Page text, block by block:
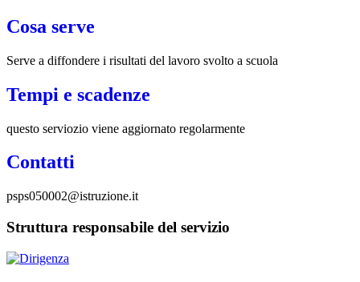
Cosa serve
Serve a diffondere i risultati del lavoro svolto a scuola
Tempi e scadenze
questo serviozio viene aggiornato regolarmente
Contatti
psps050002@istruzione.it
Struttura responsabile del servizio